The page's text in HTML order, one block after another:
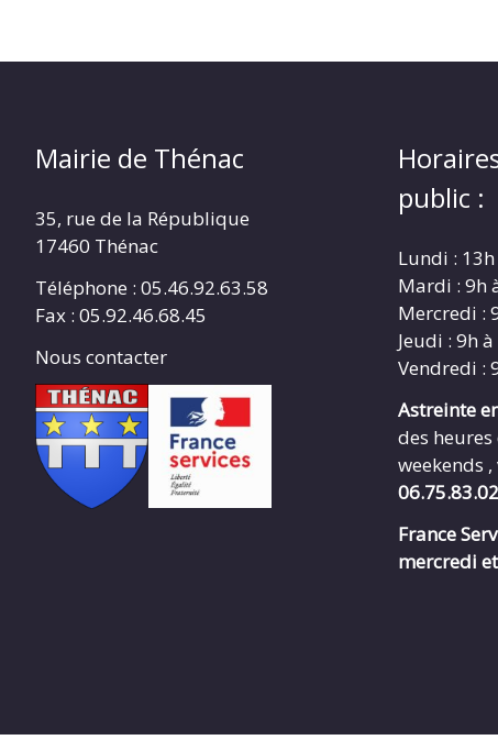
Mairie de Thénac
35, rue de la République
17460 Thénac
Téléphone : 05.46.92.63.58
Fax : 05.92.46.68.45
Nous contacter
public :
Lundi :
Mardi : 9h
Mercredi :
Jeudi : 9h
Vendredi :
Astreinte
des heures
weekends
France
mercredi